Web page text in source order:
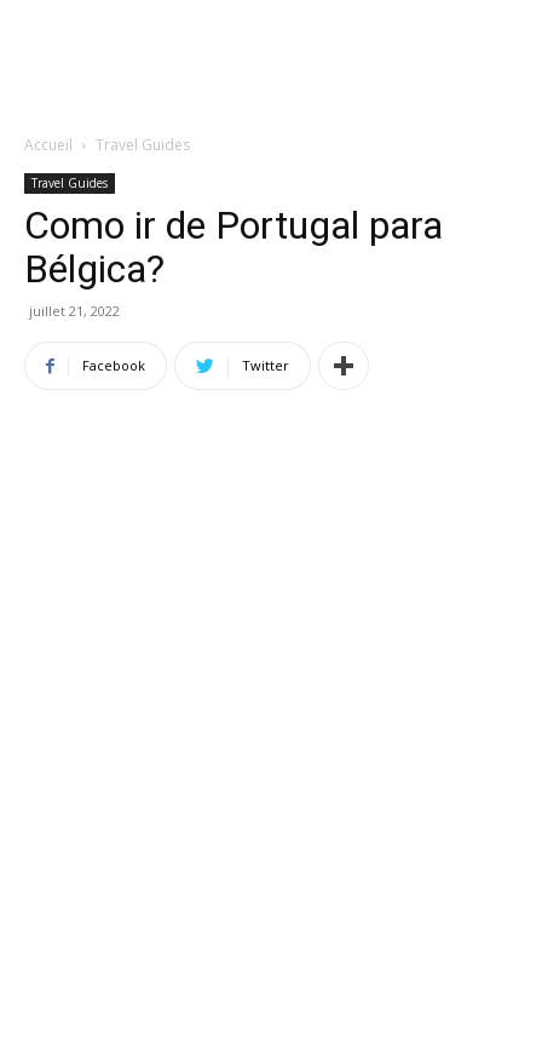
Accueil Travel Guides
Travel Guides
Como ir de Portugal para
Bélgica?
juillet 21, 2022
Facebook Twitter